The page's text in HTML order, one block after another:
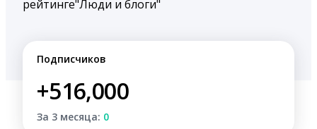
рейтинге"Люди и блоги"
Подписчиков
+516,000
За 3 месяца: 0